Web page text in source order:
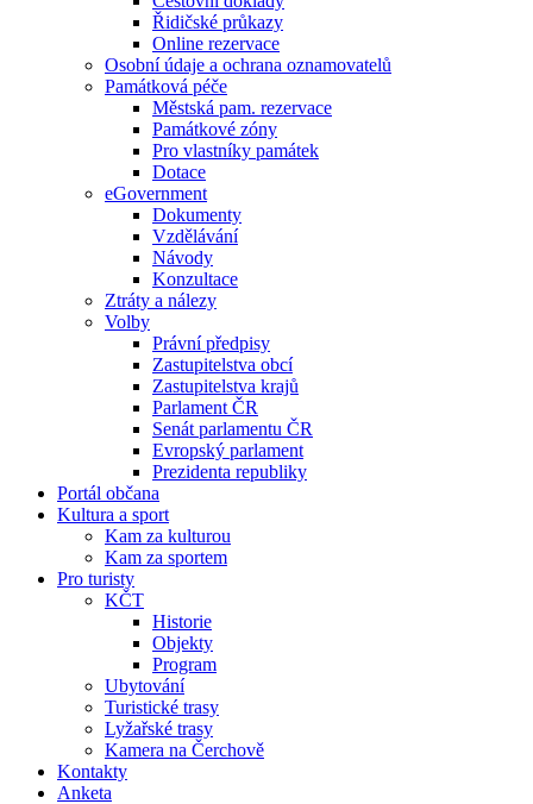
Řidičské průkazy
Online rezervace
Osobní údaje a ochrana oznamovatelů
Památková péče
Městská pam. rezervace
Památkové zóny
Pro vlastníky památek
Dotace
eGovernment
Dokumenty
Vzdělávání
Návody
Konzultace
Ztráty a nálezy
Volby
Právní předpisy
Zastupitelstva obcí
Zastupitelstva krajů
Parlament ČR
Senát parlamentu ČR
Evropský parlament
Prezidenta republiky
Portál občana
Kultura a sport
Kam za kulturou
Kam za sportem
Pro turisty
KČT
Historie
Objekty
Program
Ubytování
Turistické trasy
Lyžařské trasy
Kamera na Čerchově
Kontakty
Anketa